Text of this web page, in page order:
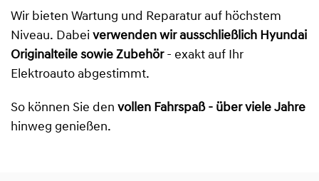
Wir bieten Wartung und Reparatur auf höchstem
Niveau. Dabei verwenden wir ausschließlich Hyundai
Originalteile sowie Zubehör- exakt auf Ihr
Elektroauto abgestimmt.
So können Sie den vollen Fahrspaß - über viele Jahre
hinweg genießen.